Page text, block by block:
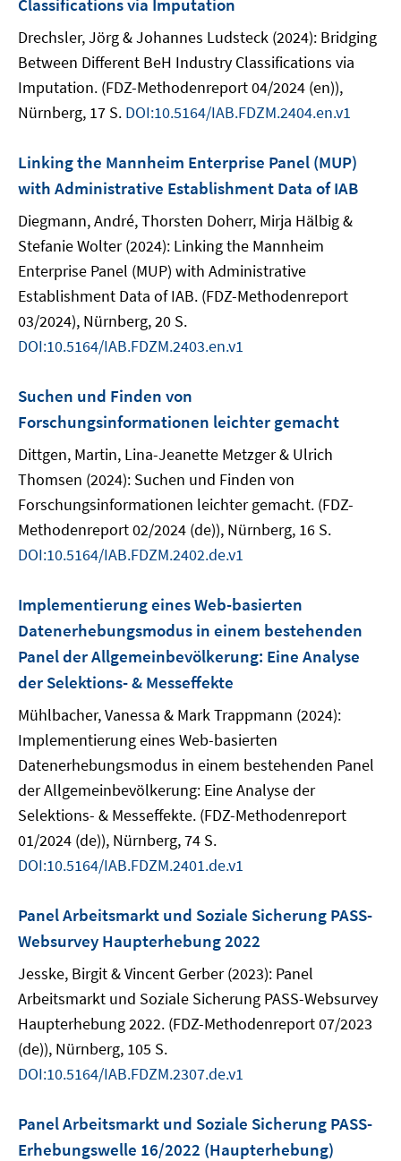
Classifications via Imputation
Drechsler, Jörg & Johannes Ludsteck (2024): Bridging
Between Different BeH Industry Classifications via
Imputation. (FDZ-Methodenreport 04/2024 (en)),
Nürnberg, 17 S. DOI:10.5164/IAB.FDZM.2404.en.v1
Linking the Mannheim Enterprise Panel (MUP)
with Administrative Establishment Data of IAB
Diegmann, André, Thorsten Doherr, Mirja Hälbig &
Stefanie Wolter (2024): Linking the Mannheim
Enterprise Panel (MUP) with Administrative
Establishment Data of IAB. (FDZ-Methodenreport
03/2024), Nürnberg, 20 S.
DOI:10.5164/IAB.FDZM.2403.en.v1
Suchen und Finden von
Forschungsinformationen leichter gemacht
Dittgen, Martin, Lina-Jeanette Metzger & Ulrich
Thomsen (2024): Suchen und Finden von
Forschungsinformationen leichter gemacht. (FDZ-
Methodenreport 02/2024 (de)), Nürnberg, 16 S.
DOI:10.5164/IAB.FDZM.2402.de.v1
Implementierung eines Web-basierten
Datenerhebungsmodus in einem bestehenden
Panel der Allgemeinbevölkerung: Eine Analyse
der Selektions- & Messeffekte
Mühlbacher, Vanessa & Mark Trappmann (2024):
Implementierung eines Web-basierten
Datenerhebungsmodus in einem bestehenden Panel
der Allgemeinbevölkerung: Eine Analyse der
Selektions- & Messeffekte. (FDZ-Methodenreport
01/2024 (de)), Nürnberg, 74 S.
DOI:10.5164/IAB.FDZM.2401.de.v1
Panel Arbeitsmarkt und Soziale Sicherung PASS-
Websurvey Haupterhebung 2022
Jesske, Birgit & Vincent Gerber (2023): Panel
Arbeitsmarkt und Soziale Sicherung PASS-Websurvey
Haupterhebung 2022. (FDZ-Methodenreport 07/2023
(de)), Nürnberg, 105 S.
DOI:10.5164/IAB.FDZM.2307.de.v1
Panel Arbeitsmarkt und Soziale Sicherung PASS-
Erhebungswelle 16/2022 (Haupterhebung)